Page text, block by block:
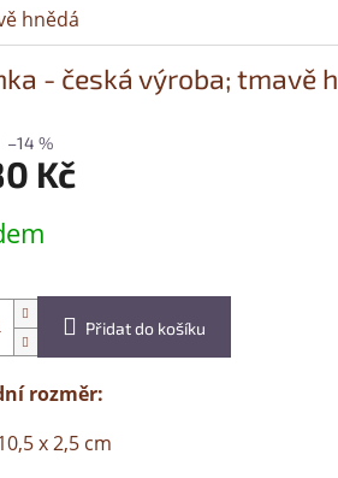
hnědá
- česká výroba; tmavě
–14 %
Kč
Přidat do košíku
rozměr:
x 2,5 cm